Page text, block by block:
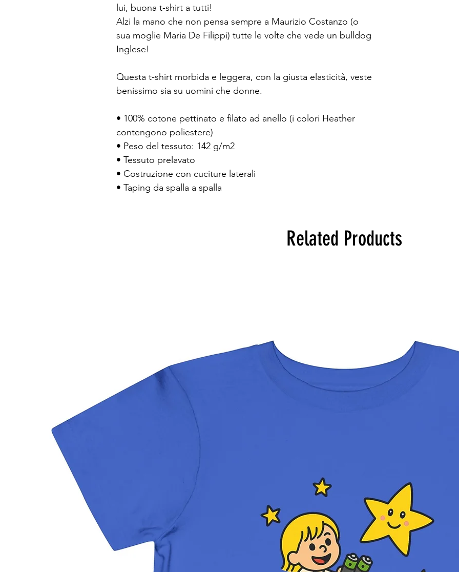
lui, buona t-shirt a tutti!
Alzi la mano che non pensa sempre a Maurizio Costanzo (o
sua moglie Maria De Filippi) tutte le volte che vede un bulldog
Inglese!
Questa t-shirt morbida e leggera, con la giusta elasticità, veste
benissimo sia su uomini che donne.
• 100% cotone pettinato e filato ad anello (i colori Heather
contengono poliestere)
• Peso del tessuto: 142 g/m2
• Tessuto prelavato
• Costruzione con cuciture laterali
• Taping da spalla a spalla
Related Products